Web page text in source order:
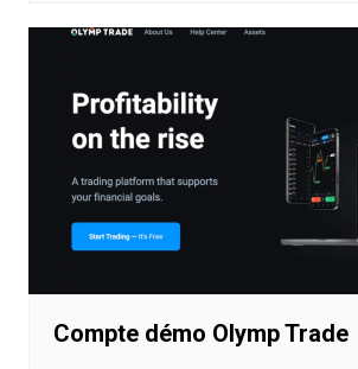
Compte démo Olymp Trade